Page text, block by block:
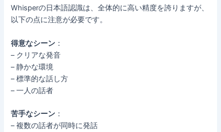
Whisperの日本語認識は、全体的に高い精度を誇りますが、
以下の点に注意が必要です。
得意なシーン ：
– クリアな発音
– 静かな環境
– 標準的な話し方
– 一人の話者
苦手なシーン ：
– 複数の話者が同時に発話